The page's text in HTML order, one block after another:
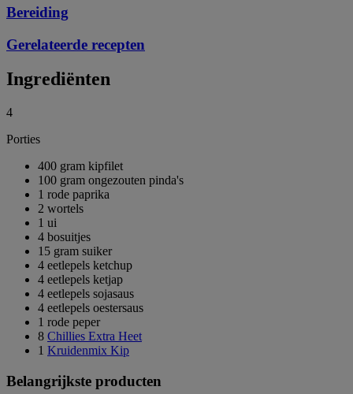
Bereiding
Gerelateerde recepten
Ingrediënten
4
Porties
400 gram kipfilet
100 gram ongezouten pinda's
1 rode paprika
2 wortels
1 ui
4 bosuitjes
15 gram suiker
4 eetlepels ketchup
4 eetlepels ketjap
4 eetlepels sojasaus
4 eetlepels oestersaus
1 rode peper
8 Chillies Extra Heet
1 Kruidenmix Kip
Belangrijkste producten